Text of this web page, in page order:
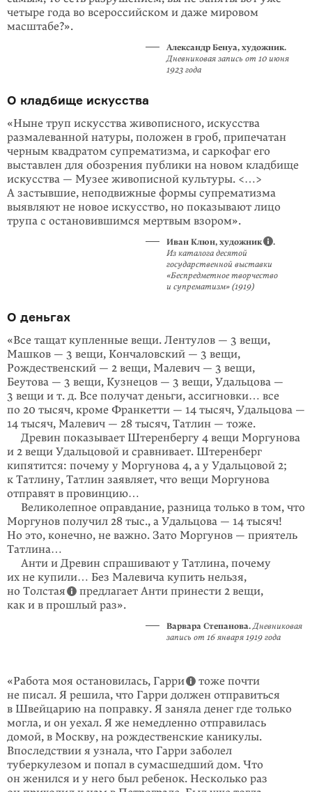
четыре года во всероссийском и даже мировом
масштабе?».
Александр Бенуа, художник.
Дневни­ковая запись от 10 июня
1923 года
О кладбище искусства
«Ныне труп искусства живописного, искус­ства
размалеванной натуры, положен в гроб, припечатан
черным квадратом супрема­тизма, и саркофаг его
выставлен для обозре­ния публики на новом кладбище
искусства — Музее живописной культуры. <…>
А застыв­шие, неподвижные формы супрематизма
выявляют не новое искусство, но показывают лицо
трупа с остановившимся мертвым взором».
Иван Клюн, художник
.
Из ката­лога десятой
государственной выставки
«Беспредметное творчество
и супрема­тизм» (1919)
О деньгах
«Все тащат купленные вещи. Лентулов — 3 вещи,
Машков — 3 вещи, Конча­ловский — 3 вещи,
Рождественский — 2 вещи, Мале­вич — 3 вещи,
Беутова — 3 вещи, Кузнецов — 3 вещи, Удальцова —
3 вещи и т. д. Все получат деньги, ассигновки… все
по 20 ты­сяч, кроме Франкетти — 14 тысяч, Удаль­цова —
14 тысяч, Малевич — 28 тысяч, Татлин — тоже.
Древин показывает Штеренбергу 4 вещи Моргунова
и 2 вещи Удальцовой и сравни­вает. Штеренберг
кипятится: почему у Моргунова 4, а у Удальцовой 2;
к Татлину, Татлин заявляет, что вещи Моргунова
отправят в провинцию…
Великолепное оправдание, разница только в том, что
Моргунов получил 28 тыс., а Удаль­цова — 14 тысяч!
Но это, конечно, не важно. Зато Моргунов — приятель
Татлина…
Анти и Древин спрашивают у Татлина, почему
их не купили… Без Малевича купить нельзя,
но Толстая
предлагает Анти принести 2 вещи,
как и в прош­лый раз».
Варвара Степанова. Дневниковая
запись от 16 января 1919 года
«Работа моя остановилась, Гарри
тоже почти
не писал. Я решила, что Гарри должен отправиться
в Швейцарию на поправку. Я заняла денег где только
могла, и он уехал. Я же немедленно отправилась
домой, в Москву, на рождест­венские каникулы.
Впоследствии я узнала, что Гарри заболел
туберкулезом и попал в сумасшедший дом. Что
он женился и у него был ребенок. Несколько раз